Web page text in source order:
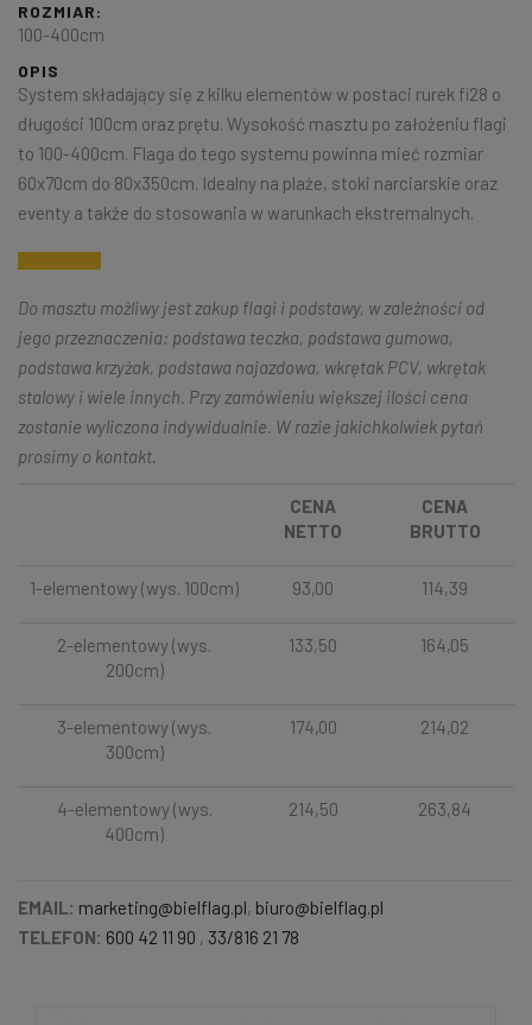
ROZMIAR:
100-400cm
OPIS
System składający się z kilku elementów w postaci rurek fi28 o
długości 100cm oraz prętu. Wysokość masztu po założeniu flagi
to 100-400cm. Flaga do tego systemu powinna mieć rozmiar
60x70cm do 80x350cm. Idealny na plaże, stoki narciarskie oraz
eventy a także do stosowania w warunkach ekstremalnych.
Do masztu możliwy jest zakup flagi i podstawy, w zależności od
jego przeznaczenia: podstawa teczka, podstawa gumowa,
podstawa krzyżak, podstawa najazdowa, wkrętak PCV, wkrętak
stalowy i wiele innych. Przy zamówieniu większej ilości cena
zostanie wyliczona indywidualnie. W razie jakichkolwiek pytań
prosimy o kontakt.
CENA
NETTO
CENA
BRUTTO
1-elementowy (wys. 100cm) 93,00 114,39
2-elementowy (wys.
200cm)
133,50 164,05
3-elementowy (wys.
300cm)
174,00 214,02
4-elementowy (wys.
400cm)
214,50 263,84
EMAIL: marketing@bielflag.pl, biuro@bielflag.pl
TELEFON: 600 42 11 90 , 33/816 21 78